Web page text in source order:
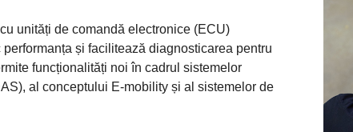
unități de comandă electronice (ECU)
și facilitează diagnosticarea pentru
funcționalități noi în cadrul sistemelor
al conceptului E-mobility și al sistemelor de